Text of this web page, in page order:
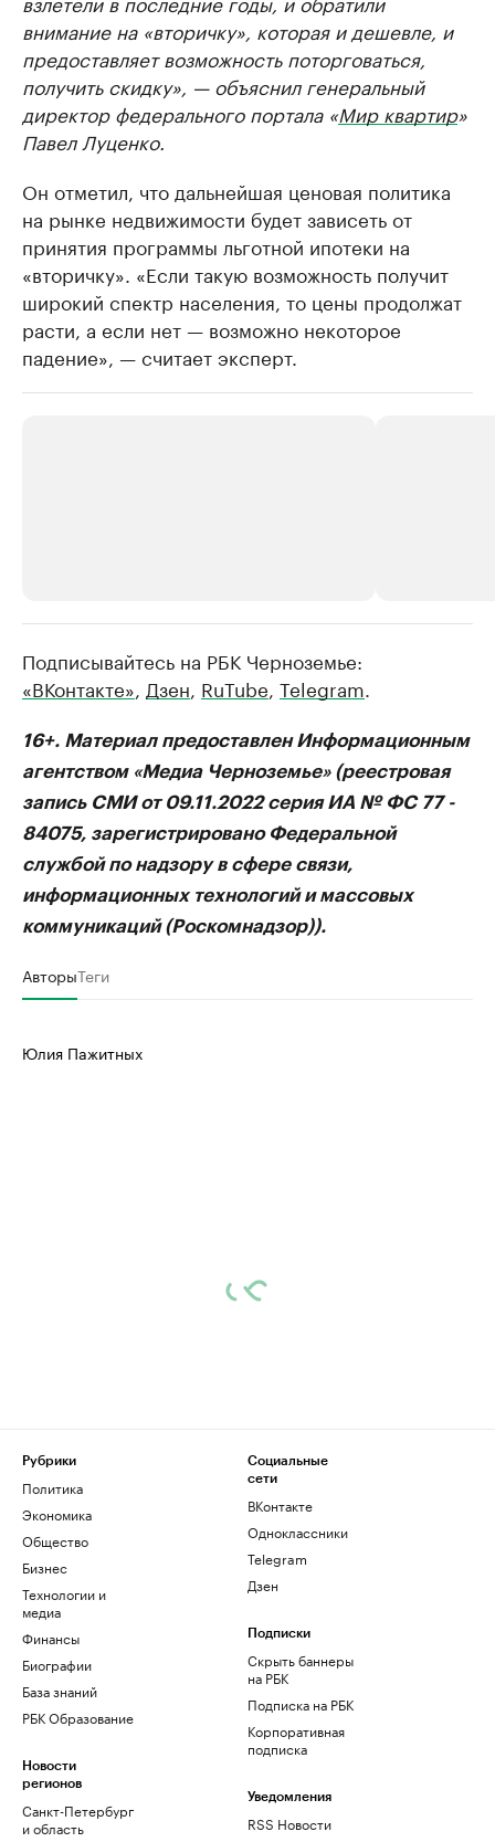
внимание на «вторичку», которая и дешевле, и
предоставляет возможность поторговаться,
получить скидку», — объяснил генеральный
директор федерального портала «Мир квартир»
Павел Луценко.
Он отметил, что дальнейшая ценовая политика
на рынке недвижимости будет зависеть от
принятия программы льготной ипотеки на
«вторичку». «Если такую возможность получит
широкий спектр населения, то цены продолжат
расти, а если нет — возможно некоторое
падение», — считает эксперт.
Делитесь новостями бизнеса на РБК
бренды спикеров бизнеса
Ознакомьтесь с
Подписывайтесь на РБК Черноземье:
«ВКонтакте», Дзен, RuTube, Telegram.
16+. Материал предоставлен Информационным
агентством «Медиа Черноземье» (реестровая
запись СМИ от 09.11.2022 серия ИА № ФС 77 -
84075, зарегистрировано Федеральной
службой по надзору в сфере связи,
информационных технологий и массовых
коммуникаций (Роскомнадзор)).
АвторыТеги
Юлия Пажитных
Рубрики
Политика
Экономика
Общество
Бизнес
Технологии и
медиа
Финансы
Биографии
База знаний
РБК Образование
Новости
регионов
Санкт-Петербург
и область
Социальные
сети
ВКонтакте
Одноклассники
Telegram
Дзен
Подписки
Скрыть баннеры
на РБК
Подписка на РБК
Корпоративная
подписка
Уведомления
RSS Новости